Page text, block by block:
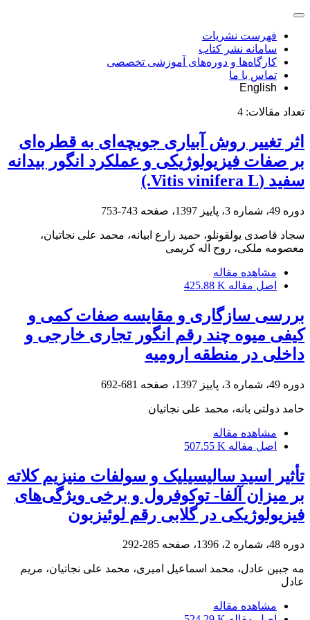
فهرست نشریات
سامانه نشر کتاب
کارگاه‌ها و دوره‌های آموزشی تخصصی
تماس با ما
English
تعداد مقالات: 4
اثر تغییر روش‌ آبیاری جویچه‌ای به قطره‌ای
بر صفات فیزیولوژیکی و عملکرد انگور بیدانه
سفید (Vitis vinifera L.)
دوره 49، شماره 3، پاییز 1397، صفحه 743-753
سجاد قاصدی یولقونلو، حمید زارع ابیانه، محمد علی نجاتیان،
معصومه ملکی، روح اله کریمی
مشاهده مقاله
اصل مقاله 425.88 K
بررسی سازگاری و مقایسه صفات کمی و
کیفی میوه چند رقم انگور تجاری خارجی و
داخلی در منطقه ارومیه
دوره 49، شماره 3، پاییز 1397، صفحه 681-692
حامد دولتی بانه، محمد علی نجاتیان
مشاهده مقاله
اصل مقاله 507.55 K
تأثیر اسید سالیسیلیک و سولفات منیزیم کلاته
بر میزان آلفا- توکوفرول و برخی ویژگی‌های
فیزیولوژیکی در گلابی رقم لوئیزبون
دوره 48، شماره 2، 1396، صفحه 285-292
مه جبین عادل، محمد اسماعیل امیری، محمد علی نجاتیان، مریم
عادل
مشاهده مقاله